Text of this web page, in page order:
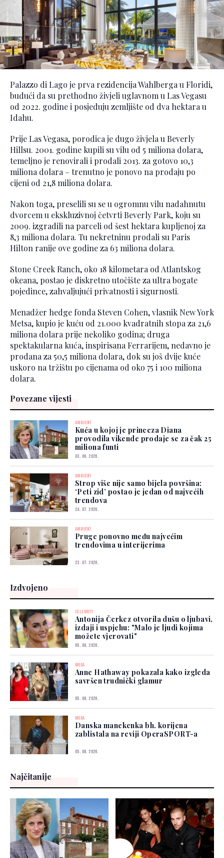
Palazzo di Lago je prva rezidencija Wahlberga u Floridi,
budući da su prethodno živjeli uglavnom u Las Vegasu
od 2022. godine i posjeduju zemljište od dva hektara u
Idahu.
Prije Las Vegasa, porodica je dugo živjela u Beverly
Hillsu. 2001. godine kupili su vilu od 5 miliona dolara,
temeljno je renovirali i prodali 2013. za gotovo 10,3
miliona dolara – trenutno je ponovo na prodaju po
cijeni od 21,8 miliona dolara.
Nakon toga, preselili su se u ogromnu vilu nadahnutu
dvorcem u ekskluzivnoj četvrti Beverly Park, koju su
2009. izgradili na parceli od šest hektara kupljenoj za
8,3 miliona dolara. Tu nekretninu prodali su Paris
Hilton ranije ove godine za 63 miliona dolara.
Stone Creek Ranch, oko 18 kilometara od Atlantskog
okeana, postao je diskretno utočište za ultra bogate
pojedince, zahvaljujući privatnosti i sigurnosti.
Menadžer hedge fonda Steven Cohen, vlasnik New York
Metsa, kupio je kuću od 21.000 kvadratnih stopa za 21,6
miliona dolara prije nekoliko godina; druga
spektakularna kuća, inspirisana Ferrarijem, nedavno je
prodana za 50,5 miliona dolara, dok su još dvije kuće
uskoro na tržištu po cijenama od oko 75 i 100 miliona
dolara.
Povezane vijesti
AMBIJENT
Kuća u kojoj je princeza Diana
provodila vikende prodaje se za čak 25
miliona funti
03. 08. 2026.
AMBIJENT
Strop više nije samo bijela površina:
‘Peti zid’ postao je jedan od najvećih
trendova
24. 07. 2026.
AMBIJENT
Pruge ponovno među najvećim
trendovima u interijerima
23. 07. 2026.
Izdvojeno
CELEBRITY
Antonija Čerkez otvorila dušu o ljubavi,
izdaji i uspjehu: "Malo je ljudi kojima
možete vjerovati"
05. 08. 2026.
MODA
Anne Hathaway pokazala kako izgleda
savršen trudnički glamur
05. 08. 2026.
MODA
Danska manekenka bh. korijena
zablistala na reviji OperaSPORT-a
05. 08. 2026.
Najčitanije